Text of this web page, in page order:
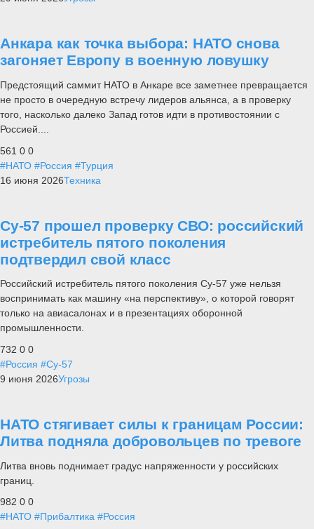
Анкара как точка выбора: НАТО снова
загоняет Европу в военную ловушку
Предстоящий саммит НАТО в Анкаре все заметнее превращается
не просто в очередную встречу лидеров альянса, а в проверку
того, насколько далеко Запад готов идти в противостоянии с
Россией....
561 0 0
#НАТО #Россия #Турция
16 июня 2026Техника
Су-57 прошел проверку СВО: российский
истребитель пятого поколения
подтвердил свой класс
Российский истребитель пятого поколения Су-57 уже нельзя
воспринимать как машину «на перспективу», о которой говорят
только на авиасалонах и в презентациях оборонной
промышленности.
732 0 0
#Россия #Су-57
9 июня 2026Угрозы
НАТО стягивает силы к границам России:
Литва подняла добровольцев по тревоге
Литва вновь поднимает градус напряженности у российских
границ.
982 0 0
#НАТО #Прибалтика #Россия